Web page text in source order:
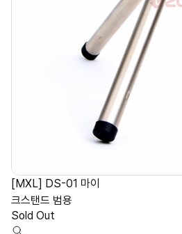
[MXL] DS-01 마이
크스탠드 범용
Sold Out